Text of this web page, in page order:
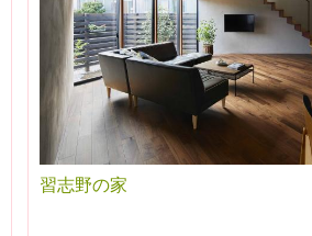
習志野の家